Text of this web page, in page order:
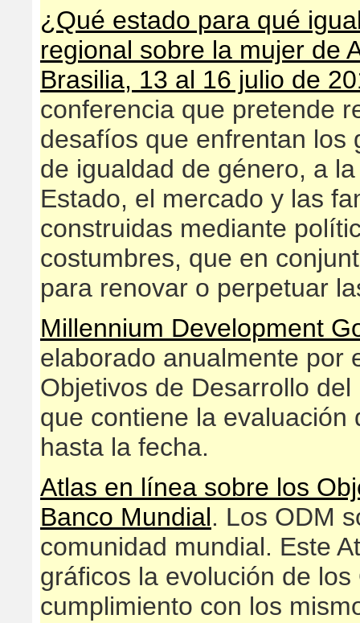
¿Qué estado para qué
regional sobre la mujer de
Brasilia, 13 al 16 julio de
conferencia que pretende
desafíos que enfrentan los
de igualdad de género, a
Estado, el mercado y las
construidas mediante
costumbres, que en
para renovar o perpetuar
Millennium Development
elaborado anualmente por
Objetivos de Desarrollo
que contiene la
hasta la fecha.
Atlas en línea sobre los
Banco Mundial. Los ODM
comunidad mundial. Este
gráficos la evolución de
cumplimiento con los